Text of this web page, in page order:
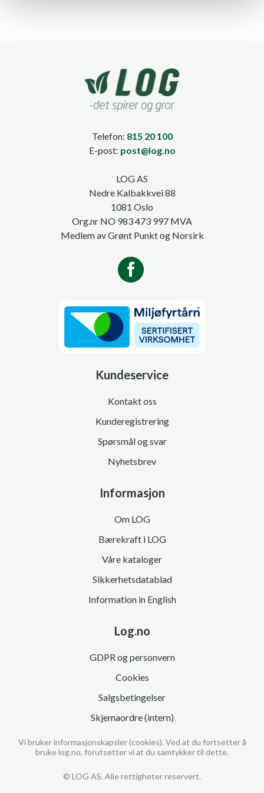
Telefon: 815 20 100
E-post: post@log.no
LOG AS
Nedre Kalbakkvei 88
1081 Oslo
Org.nr NO 983 473 997 MVA
Medlem av Grønt Punkt og Norsirk
Kundeservice
Kontakt oss
Kunderegistrering
Spørsmål og svar
Nyhetsbrev
Informasjon
Om LOG
Bærekraft i LOG
Våre kataloger
Sikkerhetsdatablad
Information in English
Log.no
GDPR og personvern
Cookies
Salgsbetingelser
Skjemaordre (intern)
© LOG AS. Alle rettigheter reservert.
Vi bruker informasjonskapsler (cookies). Ved at du fortsetter å
bruke log.no, forutsetter vi at du samtykker til dette.